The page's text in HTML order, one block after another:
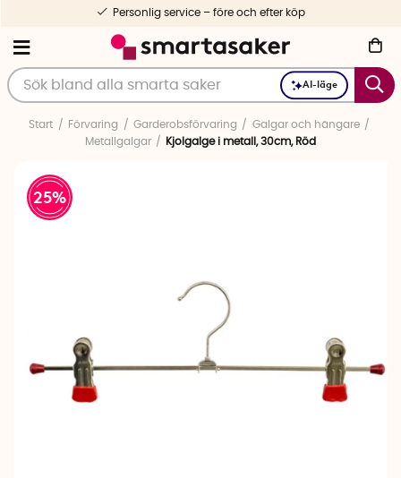
AI-läge
Personlig service – före och efter köp
Start Förvaring Garderobsförvaring
Galgar och hängare
Metallgalgar
Kjolgalge i metall, 30cm, Röd
25